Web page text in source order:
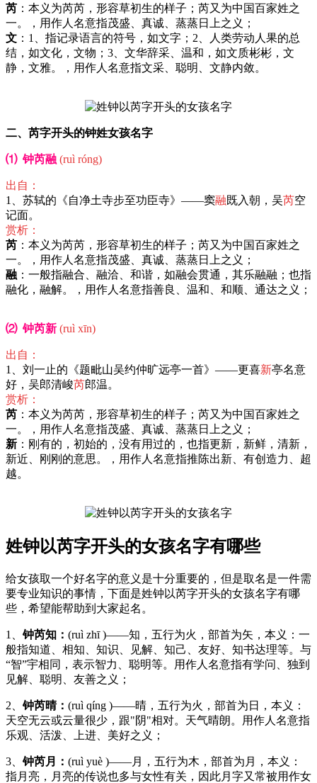
芮 ：本义为芮芮，形容草初生的样子；芮又为中国百家姓之
一。，用作人名意指茂盛、真诚、蒸蒸日上之义；
文 ：1、指记录语言的符号，如文字；2、人类劳动人果的总
结，如文化，文物；3、文华辞采、温和，如文质彬彬，文
静，文雅。，用作人名意指文采、聪明、文静内敛。
二、芮字开头的钟姓女孩名字
⑴ 钟芮融 (ruì róng)
出自：
1、苏轼的《自净土寺步至功臣寺》——窦融既入朝，吴芮空
记面。
赏析：
芮 ：本义为芮芮，形容草初生的样子；芮又为中国百家姓之
一。，用作人名意指茂盛、真诚、蒸蒸日上之义；
融 ：一般指融合、融洽、和谐，如融会贯通，其乐融融；也指
融化，融解。，用作人名意指善良、温和、和顺、通达之义；
⑵ 钟芮新 (ruì xīn)
出自：
1、刘一止的《题毗山吴约仲旷远亭一首》——更喜新亭名意
好，吴郎清峻芮郎温。
赏析：
芮 ：本义为芮芮，形容草初生的样子；芮又为中国百家姓之
一。，用作人名意指茂盛、真诚、蒸蒸日上之义；
新 ：刚有的，初始的，没有用过的，也指更新，新鲜，清新，
新近、刚刚的意思。，用作人名意指推陈出新、有创造力、超
越。
姓钟以芮字开头的女孩名字有哪些
给女孩取一个好名字的意义是十分重要的，但是取名是一件需
要专业知识的事情，下面是姓钟以芮字开头的女孩名字有哪
些，希望能帮助到大家起名。
1、钟芮知： (ruì zhī )——知，五行为火，部首为矢，本义：一
般指知道、相知、知识、见解、知己、友好、知书达理等。与
“智”宇相同，表示智力、聪明等。用作人名意指有学问、独到
见解、聪明、友善之义；
2、钟芮晴： (ruì qíng )——晴，五行为火，部首为日，本义：
天空无云或云量很少，跟"阴"相对。天气晴朗。用作人名意指
乐观、活泼、上进、美好之义；
3、钟芮月： (ruì yuè )——月，五行为木，部首为月，本义：
指月亮，月亮的传说也多与女性有关，因此月字又常被用作女